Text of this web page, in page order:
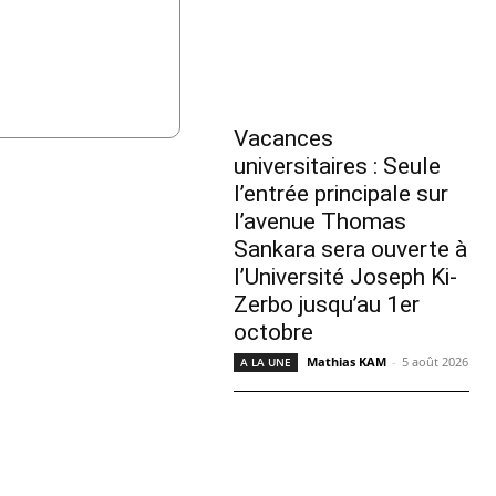
Vacances
universitaires : Seule
l’entrée principale sur
l’avenue Thomas
Sankara sera ouverte à
l’Université Joseph Ki-
Zerbo jusqu’au 1er
octobre
A LA UNE Mathias KAM - 5 août 2026